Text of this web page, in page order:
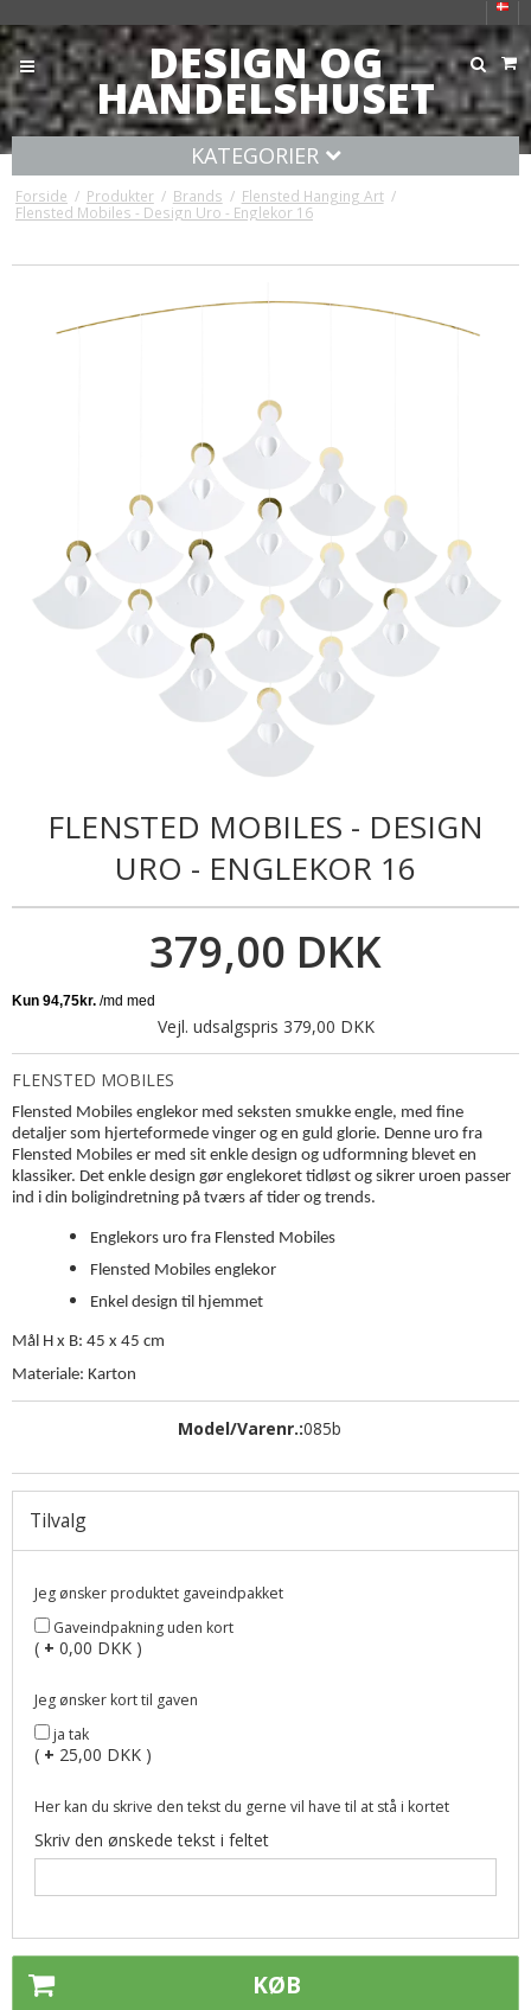
DESIGN OG
HANDELSHUSET
KATEGORIER
Forside / Produkter / Brands / Flensted Hanging Art /
Flensted Mobiles - Design Uro - Englekor 16
FLENSTED MOBILES - DESIGN
URO - ENGLEKOR 16
379,00 DKK
Vejl. udsalgspris 379,00 DKK
FLENSTED MOBILES
Flensted Mobiles englekor med seksten smukke engle, med fine
detaljer som hjerteformede vinger og en guld glorie. Denne uro fra
Flensted Mobiles er med sit enkle design og udformning blevet en
klassiker. Det enkle design gør englekoret tidløst og sikrer uroen passer
ind i din boligindretning på tværs af tider og trends.
Englekors uro fra Flensted Mobiles
Flensted Mobiles englekor
Enkel design til hjemmet
Mål H x B: 45 x 45 cm
Materiale: Karton
Model/Varenr.:085b
Tilvalg
Jeg ønsker produktet gaveindpakket
Gaveindpakning uden kort
( + 0,00 DKK )
Jeg ønsker kort til gaven
ja tak
( + 25,00 DKK )
Her kan du skrive den tekst du gerne vil have til at stå i kortet
Skriv den ønskede tekst i feltet
KØB